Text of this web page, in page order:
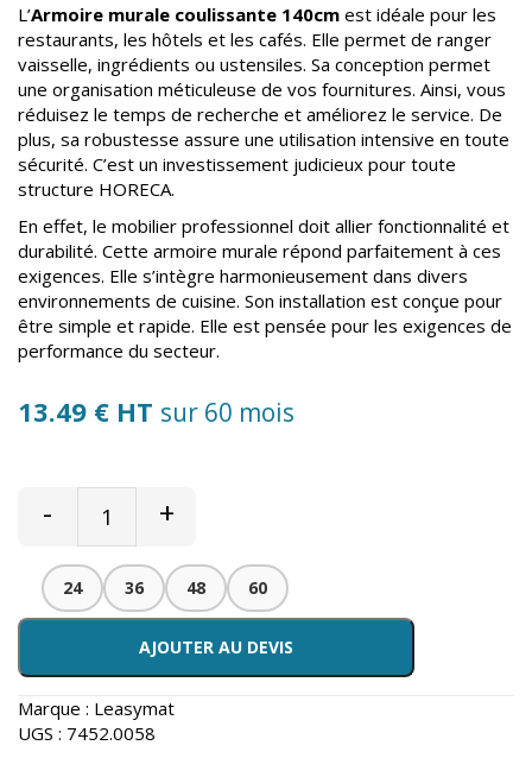
L’Armoire murale coulissante 140cm est idéale pour les
restaurants, les hôtels et les cafés. Elle permet de ranger
vaisselle, ingrédients ou ustensiles. Sa conception permet
une organisation méticuleuse de vos fournitures. Ainsi, vous
réduisez le temps de recherche et améliorez le service. De
plus, sa robustesse assure une utilisation intensive en toute
sécurité. C’est un investissement judicieux pour toute
structure HORECA.
En effet, le mobilier professionnel doit allier fonctionnalité et
durabilité. Cette armoire murale répond parfaitement à ces
exigences. Elle s’intègre harmonieusement dans divers
environnements de cuisine. Son installation est conçue pour
être simple et rapide. Elle est pensée pour les exigences de
performance du secteur.
13.49 € HT sur 60 mois
- +
24 36 48 60
AJOUTER AU DEVIS
Marque : Leasymat
UGS : 7452.0058